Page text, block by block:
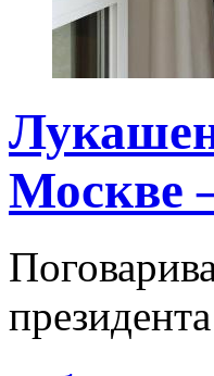
Москве
президента